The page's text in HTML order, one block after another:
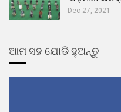
Dec 27, 2021
ଆମ ସହ ଯୋଡି ହୁଅନ୍ତୁ